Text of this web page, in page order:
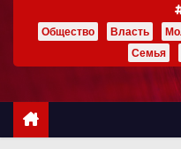
ж
Общество Власть
Семья